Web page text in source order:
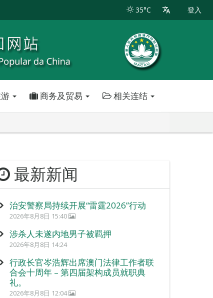
35°C 登入
商务及贸易 相关连结
最新新闻
治安警察局持续开展“雷霆2026”行动
2026年8月8日 15:40
涉杀人未遂内地男子被羁押
2026年8月8日 14:24
行政长官岑浩辉出席澳门法律工作者联
合会十周年 – 第四届架构成员就职典
礼。
2026年8月8日 12:04